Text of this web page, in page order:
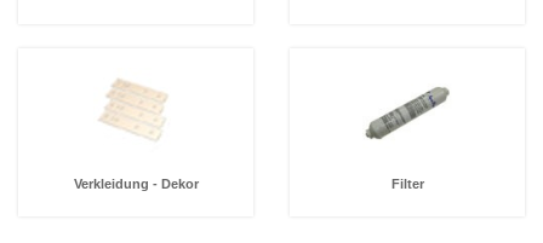
Verkleidung - Dekor Filter